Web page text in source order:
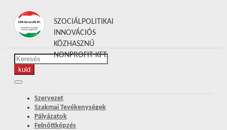
SZOCIÁLPOLITIKAI
INNOVÁCIÓS
KÖZHASZNÚ
NONPROFIT KFT.
Szervezet
Szakmai Tevékenységek
Pályázatok
Felnőttképzés